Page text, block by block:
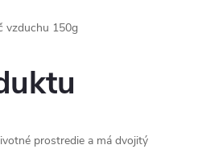
vzduchu 150g
prostredie a má dvojitý